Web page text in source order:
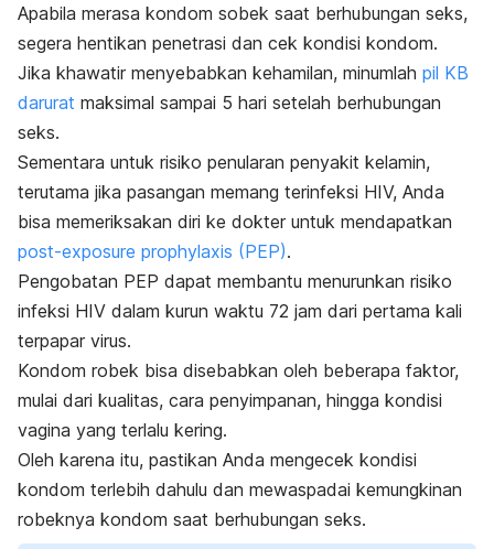
Apabila merasa kondom sobek saat berhubungan seks,
segera hentikan penetrasi dan cek kondisi kondom.
Jika khawatir menyebabkan kehamilan, minumlah pil KB
darurat maksimal sampai 5 hari setelah berhubungan
seks.
Sementara untuk risiko penularan penyakit kelamin,
terutama jika pasangan memang terinfeksi HIV, Anda
bisa memeriksakan diri ke dokter untuk mendapatkan
post-exposure prophylaxis (PEP).
Pengobatan PEP dapat membantu menurunkan risiko
infeksi HIV dalam kurun waktu 72 jam dari pertama kali
terpapar virus.
Kondom robek bisa disebabkan oleh beberapa faktor,
mulai dari kualitas, cara penyimpanan, hingga kondisi
vagina yang terlalu kering.
Oleh karena itu, pastikan Anda mengecek kondisi
kondom terlebih dahulu dan mewaspadai kemungkinan
robeknya kondom saat berhubungan seks.